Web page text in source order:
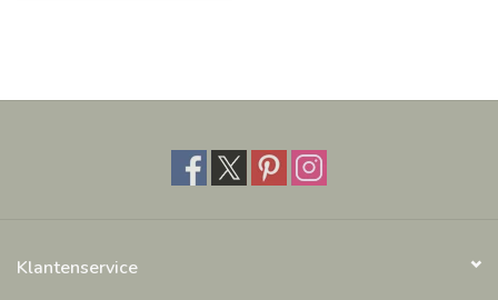
Klantenservice